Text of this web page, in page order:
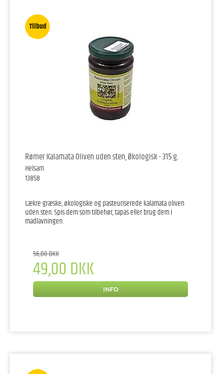
Tilbud
Rømer Kalamata Oliven uden sten, Økologisk - 315 g.
Helsam
13858
Lækre græske, økologiske og pasteuriserede kalamata oliven
uden sten. Spis dem som tilbehør, tapas eller brug dem i
madlavningen.
56,00 DKK
49,00 DKK
INFO